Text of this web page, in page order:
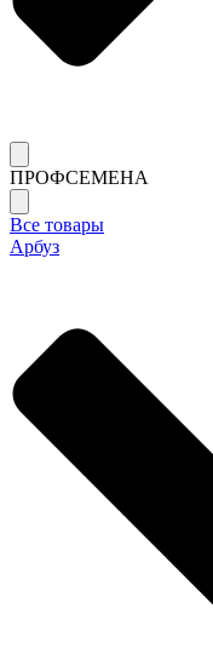
ПРОФСЕМЕНА
Все товары
Арбуз